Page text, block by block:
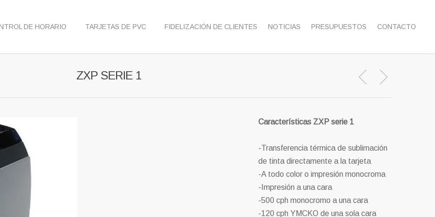
DE HORARIO TARJETAS DE PVC FIDELIZACIÓN DE CLIENTES NOTICIAS PRESUPUESTOS CONTACTO
ZXP SERIE 1
Características ZXP serie 1
-Transferencia térmica de sublimación
de tinta directamente a la tarjeta
-A todo color o impresión monocroma
-Impresión a una cara
-500 cph monocromo a una cara
-120 cph YMCKO de una sola cara